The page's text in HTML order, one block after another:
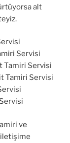
alt
Servisi
Tamiri Servisi
Tamiri Servisi
ve
iletişime